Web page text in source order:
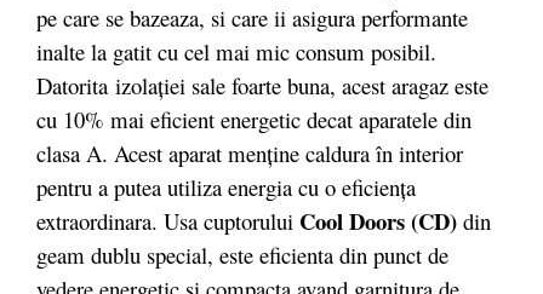
pe care se bazeaza, si care ii asigura performante
inalte la gatit cu cel mai mic consum posibil.
Datorita izolaţiei sale foarte buna, acest aragaz este
cu 10% mai eficient energetic decat aparatele din
clasa A. Acest aparat menţine caldura în interior
pentru a putea utiliza energia cu o eficienţa
extraordinara. Usa cuptorului Cool Doors (CD) din
geam dublu special, este eficienta din punct de
vedere energetic si compacta avand garnitura de